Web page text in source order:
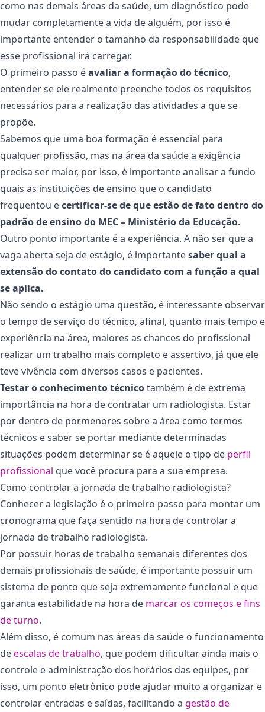
como nas demais áreas da saúde, um diagnóstico pode
mudar completamente a vida de alguém, por isso é
importante entender o tamanho da responsabilidade que
esse profissional irá carregar.
O primeiro passo éavaliar a formação do técnico,
entender se ele realmente preenche todos os requisitos
necessários para a realização das atividades a que se
propõe.
Sabemos que uma boa formação é essencial para
qualquer profissão, mas na área da saúde a exigência
precisa ser maior, por isso, é importante analisar a fundo
quais as instituições de ensino que o candidato
frequentou ecertificar-se de que estão de fato dentro do
padrão de ensino do MEC – Ministério da Educação.
Outro ponto importante é a experiência. A não ser que a
vaga aberta seja de estágio, é importantesaber qual a
extensão do contato do candidato com a função a qual
se aplica.
Não sendo o estágio uma questão, é interessante observar
o tempo de serviço do técnico, afinal, quanto mais tempo e
experiência na área, maiores as chances do profissional
realizar um trabalho mais completo e assertivo, já que ele
teve vivência com diversos casos e pacientes.
Testar o conhecimento técnicotambém é de extrema
importância na hora de contratar um radiologista. Estar
por dentro de pormenores sobre a área como termos
técnicos e saber se portar mediante determinadas
situações podem determinar se é aquele o tipo de perfil
profissional que você procura para a sua empresa.
Como controlar a jornada de trabalho radiologista?
Conhecer a legislação é o primeiro passo para montar um
cronograma que faça sentido na hora de controlar a
jornada de trabalho radiologista.
Por possuir horas de trabalho semanais diferentes dos
demais profissionais de saúde, é importante possuir um
sistema de ponto que seja extremamente funcional e que
garanta estabilidade na hora de marcar os começos e fins
de turno.
Além disso, é comum nas áreas da saúde o funcionamento
deescalas de trabalho, que podem dificultar ainda mais o
controle e administração dos horários das equipes, por
isso, um ponto eletrônico pode ajudar muito a organizar e
controlar entradas e saídas, facilitando a gestão de